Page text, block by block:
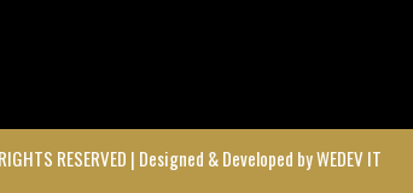
RESERVED | Designed & Developed by WEDEV IT